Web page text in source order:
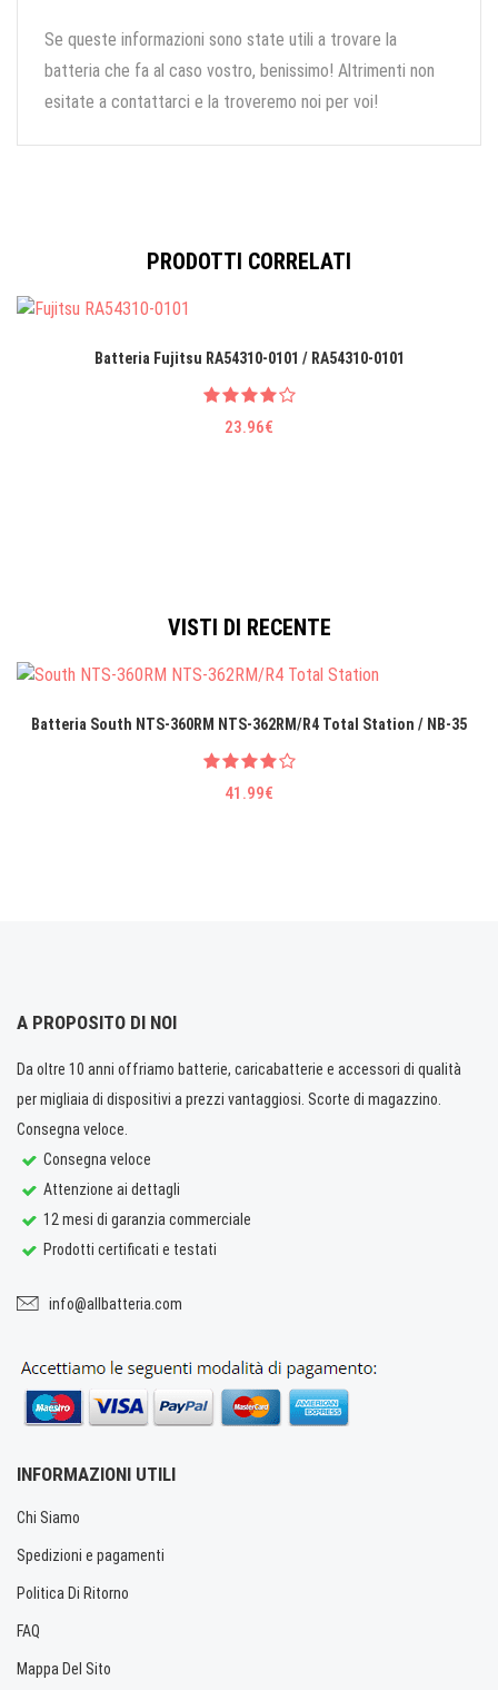
Se queste informazioni sono state utili a trovare la
batteria che fa al caso vostro, benissimo! Altrimenti non
esitate a contattarci e la troveremo noi per voi!
PRODOTTI CORRELATI
Batteria Fujitsu RA54310-0101 / RA54310-0101
23.96€
VISTI DI RECENTE
Batteria South NTS-360RM NTS-362RM/R4 Total Station / NB-35
41.99€
A PROPOSITO DI NOI
Da oltre 10 anni offriamo batterie, caricabatterie e accessori di qualità
per migliaia di dispositivi a prezzi vantaggiosi. Scorte di magazzino.
Consegna veloce.
Consegna veloce
Attenzione ai dettagli
12 mesi di garanzia commerciale
Prodotti certificati e testati
info@allbatteria.com
INFORMAZIONI UTILI
Chi Siamo
Spedizioni e pagamenti
Politica Di Ritorno
FAQ
Mappa Del Sito